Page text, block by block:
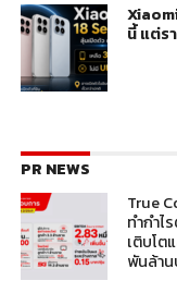
นี้ แต่ร
PR NEWS
True
ทำกำไ
เติบโต
พันล้าน